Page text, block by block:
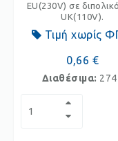
EU(230V) σε
UK(110V).
Τιμή χωρίς
0,66 €
Διαθέσιμα: